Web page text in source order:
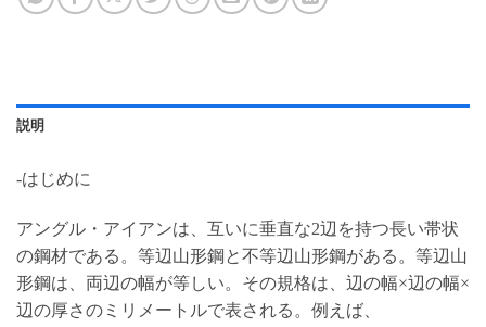
説明
-はじめに
アングル・アイアンは、互いに垂直な2辺を持つ長い帯状
の鋼材である。等辺山形鋼と不等辺山形鋼がある。等辺山
形鋼は、両辺の幅が等しい。その規格は、辺の幅×辺の幅×
辺の厚さのミリメートルで表される。例えば、